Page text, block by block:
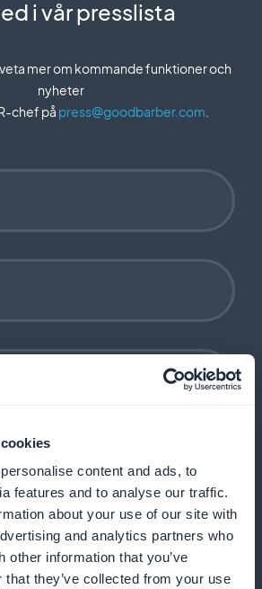
content and ads, to
features and to analyse our traffic.
about your use of our site with
and analytics partners who
other information that you’ve
that they’ve collected from your use
i vår presslista
mer om kommande funktioner och
nyheter
chef på press@goodbarber.com